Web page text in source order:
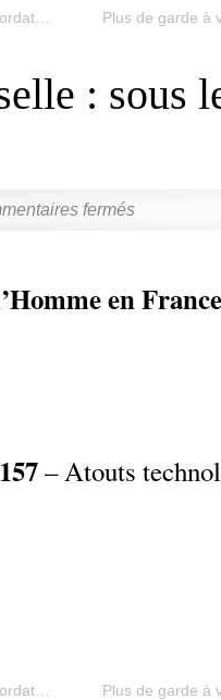
Plus de garde à
: sous
fermés
en
– Atouts
Plus de garde à